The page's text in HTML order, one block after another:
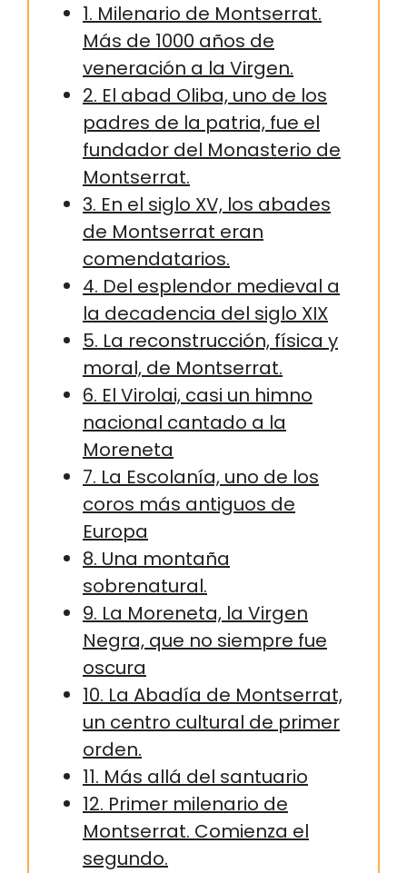
1. Milenario de Montserrat.
Más de 1000 años de
veneración a la Virgen.
2. El abad Oliba, uno de los
padres de la patria, fue el
fundador del Monasterio de
Montserrat.
3. En el siglo XV, los abades
de Montserrat eran
comendatarios.
4. Del esplendor medieval a
la decadencia del siglo XIX
5. La reconstrucción, física y
moral, de Montserrat.
6. El Virolai, casi un himno
nacional cantado a la
Moreneta
7. La Escolanía, uno de los
coros más antiguos de
Europa
8. Una montaña
sobrenatural.
9. La Moreneta, la Virgen
Negra, que no siempre fue
oscura
10. La Abadía de Montserrat,
un centro cultural de primer
orden.
11. Más allá del santuario
12. Primer milenario de
Montserrat. Comienza el
segundo.